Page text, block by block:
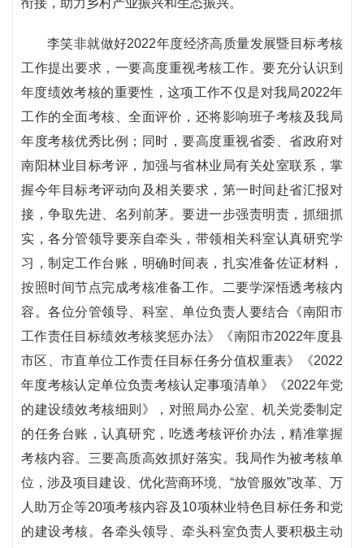
衔接，助力乡村产业振兴和生态振兴。
李笑非就做好2022年度经济高质量发展暨目标考核
工作提出要求，一要高度重视考核工作。要充分认识到
年度绩效考核的重要性，这项工作不仅是对我局2022年
工作的全面考核、全面评价，还将影响班子考核及我局
年度考核优秀比例；同时，要高度重视省委、省政府对
南阳林业目标考评，加强与省林业局有关处室联系，掌
握今年目标考评动向及相关要求，第一时间赴省汇报对
接，争取先进、名列前茅。要进一步强责明责，抓细抓
实，各分管领导要亲自牵头，带领相关科室认真研究学
习，制定工作台账，明确时间表，扎实准备佐证材料，
按照时间节点完成考核准备工作。二要学深悟透考核内
容。各位分管领导、科室、单位负责人要结合《南阳市
工作责任目标绩效考核奖惩办法》《南阳市2022年度县
市区、市直单位工作责任目标任务分值权重表》《2022
年度考核认定单位负责考核认定事项清单》《2022年党
的建设绩效考核细则》，对照局办公室、机关党委制定
的任务台账，认真研究，吃透考核评价办法，精准掌握
考核内容。三要高质高效抓好落实。我局作为被考核单
位，涉及项目建设、优化营商环境、“放管服效”改革、万
人助万企等20项考核内容及10项林业特色目标任务和党
的建设考核。各牵头领导、牵头科室负责人要积极主动